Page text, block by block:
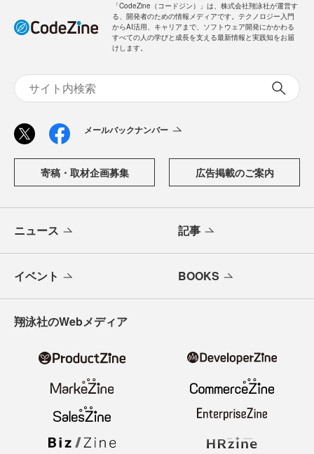
「CodeZine（コードジン）」は、株式会社翔泳社が運営す
る、開発者のための情報メディアです。テクノロジー入門
からAI活用、キャリアまで、ソフトウェア開発にかかわる
すべての人の学びと成長を支える最新情報と実践知をお届
けします。
メールバックナンバー
寄稿・取材企画募集 広告掲載のご案内
ニュース 記事
イベント BOOKS
翔泳社のWebメディア